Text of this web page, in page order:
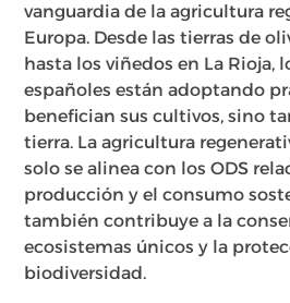
vanguardia de la agricultura
Europa. Desde las tierras de
hasta los viñedos en La Rioja,
españoles están adoptando
benefician sus cultivos, sino
tierra. La agricultura
solo se alinea con los ODS
producción y el consumo
también contribuye a la
ecosistemas únicos y la
biodiversidad.